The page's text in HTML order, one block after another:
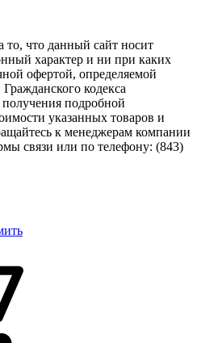
что данный сайт носит
характер и ни при каких
офертой, определяемой
кодекса
подробной
указанных товаров и
к менеджерам компании
связи или по телефону: (843)